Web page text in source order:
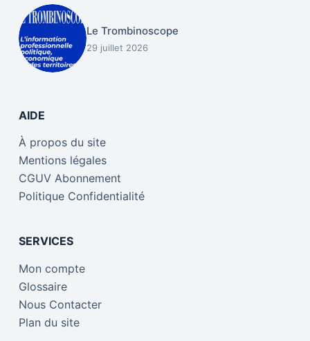
Le Trombinoscope
29 juillet 2026
AIDE
À propos du site
Mentions légales
CGUV Abonnement
Politique Confidentialité
SERVICES
Mon compte
Glossaire
Nous Contacter
Plan du site